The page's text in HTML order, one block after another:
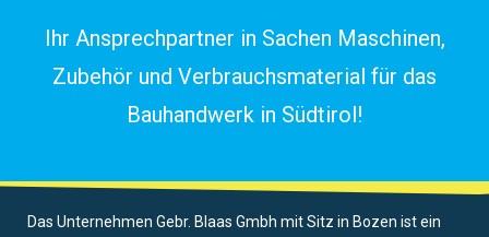
Ihr Ansprechpartner in Sachen Maschinen,
Zubehör und Verbrauchsmaterial für das
Bauhandwerk in Südtirol!
Das Unternehmen Gebr. Blaas Gmbh mit Sitz in Bozen ist ein